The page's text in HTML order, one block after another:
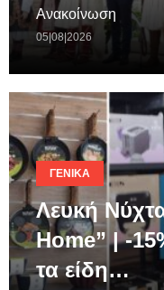
Ανακοίνωση
05|08|2026
ΓΕΝΙΚΆ
Λευκή
Home” | -
τα είδη…